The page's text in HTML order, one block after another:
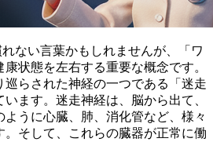
ない言葉かもしれませんが、「ワ
状態を左右する重要な概念です。
巡らされた神経の一つである「迷走
ます。迷走神経は、脳から出て、
ように心臓、肺、消化管など、様々
。そして、これらの臓器が正常に働